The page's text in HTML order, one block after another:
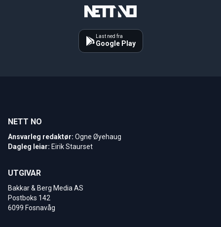
Last ned fra
Google Play
NETT NO
Ansvarleg redaktør: Ogne Øyehaug
Dagleg leiar: Eirik Staurset
UTGIVAR
Bakkar & Berg Media AS
Postboks 142
6099 Fosnavåg